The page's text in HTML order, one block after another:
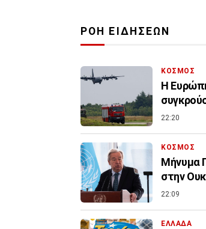
ΡΟΗ ΕΙΔΗΣΕΩΝ
ΚΟΣΜΟΣ
Η
22:20
ΚΟΣΜΟΣ
Μήνυμα
στην
22:09
ΕΛΛΑΔΑ